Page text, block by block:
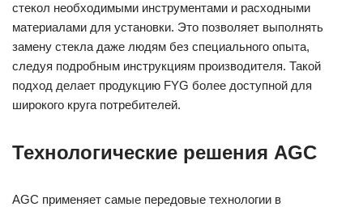
стекол необходимыми инструментами и расходными
материалами для установки. Это позволяет выполнять
замену стекла даже людям без специального опыта,
следуя подробным инструкциям производителя. Такой
подход делает продукцию FYG более доступной для
широкого круга потребителей.
Технологические решения AGC
AGC применяет самые передовые технологии в